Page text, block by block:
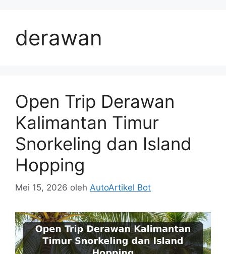
derawan
Open Trip Derawan
Kalimantan Timur
Snorkeling dan Island
Hopping
Mei 15, 2026 oleh AutoArtikel Bot